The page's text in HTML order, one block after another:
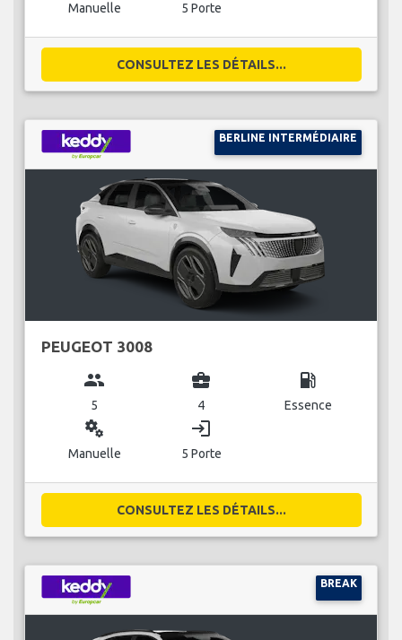
Manuelle 5 Porte
CONSULTEZ LES DÉTAILS...
BERLINE INTERMÉDIAIRE
PEUGEOT 3008
group
5
business_center
4
local_gas_station
Essence
miscellaneous_services
Manuelle
login
5 Porte
CONSULTEZ LES DÉTAILS...
BREAK